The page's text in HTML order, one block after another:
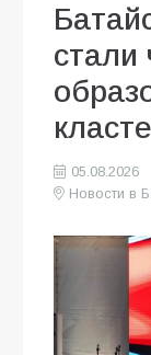
стали
05.08.2026
Новости в